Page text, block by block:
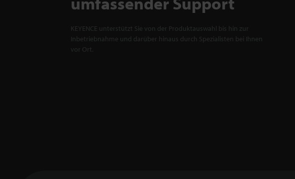
KEYENCE unterstützt Sie von der Produktauswahl bis hin zur
Inbetriebnahme und darüber hinaus durch Spezialisten bei Ihnen
vor Ort.